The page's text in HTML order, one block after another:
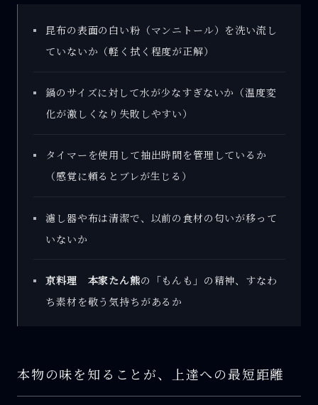
昆布の表面の白い粉（マンニトール）を洗い流し
ていないか（軽く拭く程度が正解）
鍋のサイズに対して水が少なすぎないか（温度変
化が激しくなり失敗しやすい）
タイマーを使用して抽出時間を管理しているか
（感覚に頼るとブレが生じる）
濾し器や布は清潔で、以前の食材の匂いが移って
いないか
京料理 本家たん熊の「もんも」の精神、すなわ
ち素材を敬う気持ちがあるか
本物の味を知ることが、上達への最短距離